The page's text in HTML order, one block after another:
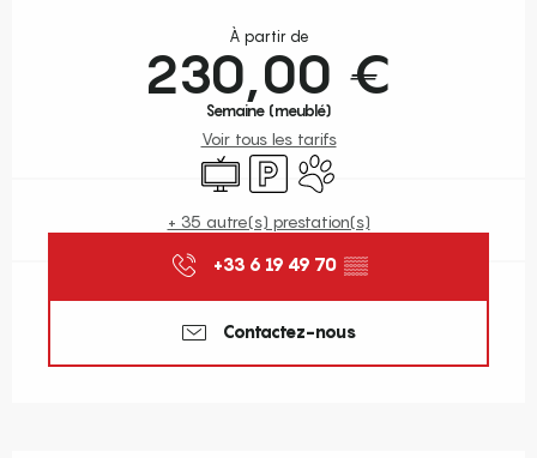
À partir de
230,00 €
Semaine (meublé)
Voir tous les tarifs
Télévision
ParkingAnimaux acceptés
+ 35 autre(s) prestation(s)
+33 6 19 49 70 ▒▒
Contactez-nous